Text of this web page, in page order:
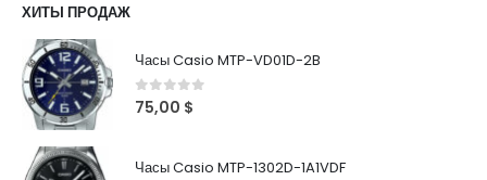
ХИТЫ ПРОДАЖ
Часы Casio MTP-VD01D-2B
0out of 5
75,00 $
Часы Casio MTP-1302D-1A1VDF